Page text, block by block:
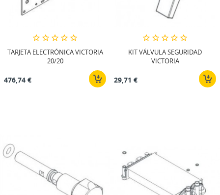
TARJETA ELECTRÓNICA VICTORIA
20/20
476,74 €
KIT VÁLVULA SEGURIDAD
VICTORIA
29,71 €